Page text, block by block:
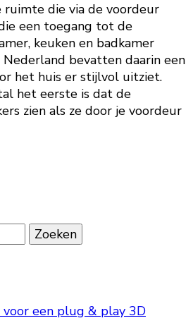
ruimte die via de voordeur
een toegang tot de
keuken en badkamer
bevatten daarin een
het huis er stijlvol uitziet.
het eerste is dat de
zien als ze door je voordeur
voor een plug & play 3D